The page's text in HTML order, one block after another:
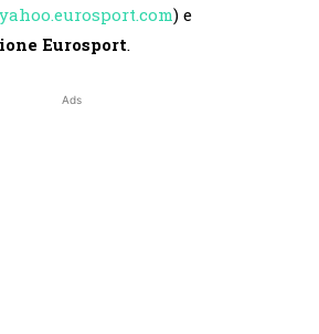
yahoo.eurosport.com) e
Eurosport.
Ads